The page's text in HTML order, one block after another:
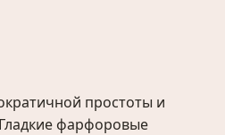
простоты и
фарфоровые